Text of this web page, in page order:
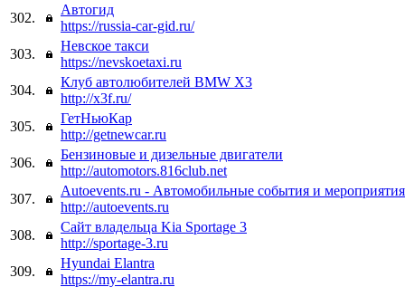
302.
Автогид
https://russia-car-gid.ru/
303.
Невское такси
https://nevskoetaxi.ru
304.
Клуб автолюбителей BMW X3
http://x3f.ru/
305.
ГетНьюКар
http://getnewcar.ru
306.
Бензиновые и дизельные двигатели
http://automotors.816club.net
307.
Autoevents.ru - Автомобильные события и мероприятия
http://autoevents.ru
308.
Сайт владельца Kia Sportage 3
http://sportage-3.ru
309.
Hyundai Elantra
https://my-elantra.ru